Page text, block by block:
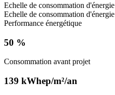
Echelle de consommation d'énergie
Echelle de consommation d'énergie
Performance énergétique
50 %
Consommation avant projet
139 kWhep/m²/an